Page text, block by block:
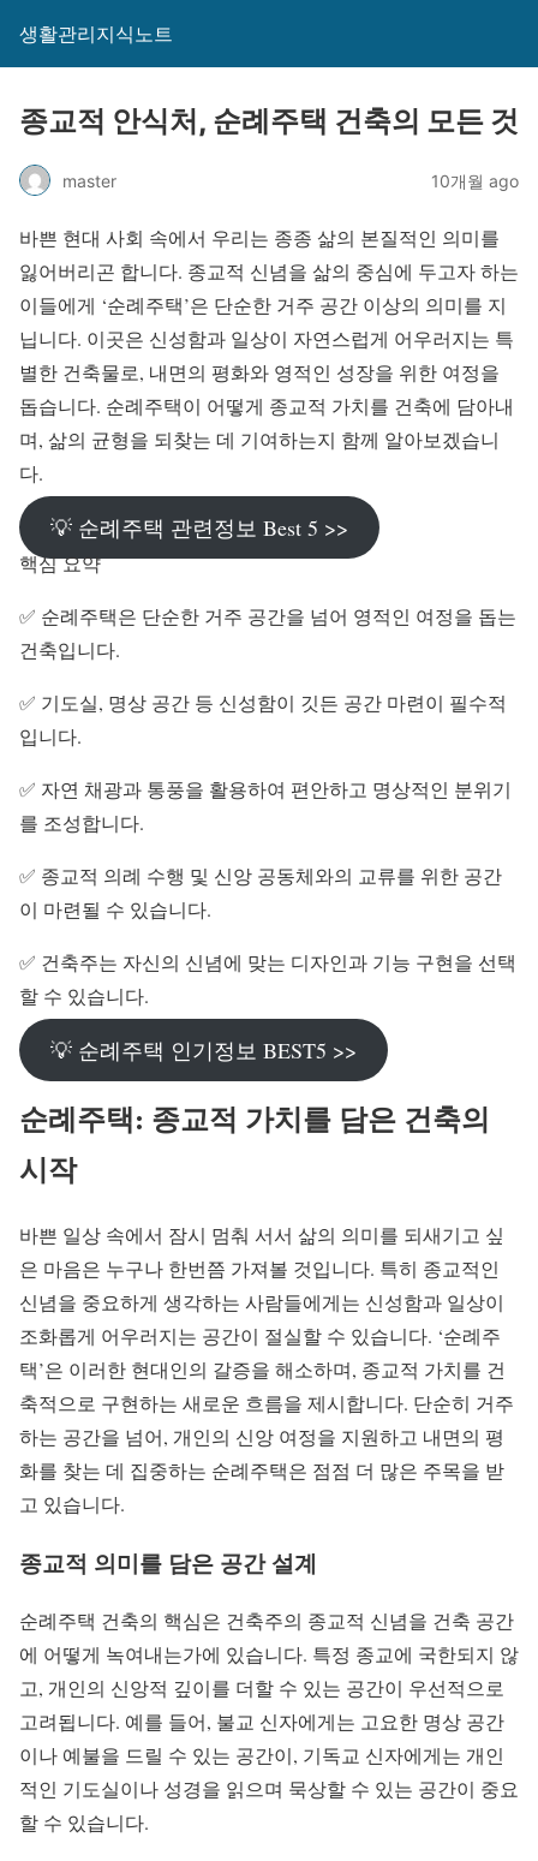
생활관리지식노트
종교적 안식처, 순례주택 건축의 모든 것
master 10개월 ago
바쁜 현대 사회 속에서 우리는 종종 삶의 본질적인 의미를
잃어버리곤 합니다. 종교적 신념을 삶의 중심에 두고자 하는
이들에게 ‘순례주택’은 단순한 거주 공간 이상의 의미를 지
닙니다. 이곳은 신성함과 일상이 자연스럽게 어우러지는 특
별한 건축물로, 내면의 평화와 영적인 성장을 위한 여정을
돕습니다. 순례주택이 어떻게 종교적 가치를 건축에 담아내
며, 삶의 균형을 되찾는 데 기여하는지 함께 알아보겠습니
다.
💡 순례주택 관련정보 Best 5 >>
핵심 요약
✅ 순례주택은 단순한 거주 공간을 넘어 영적인 여정을 돕는
건축입니다.
✅ 기도실, 명상 공간 등 신성함이 깃든 공간 마련이 필수적
입니다.
✅ 자연 채광과 통풍을 활용하여 편안하고 명상적인 분위기
를 조성합니다.
✅ 종교적 의례 수행 및 신앙 공동체와의 교류를 위한 공간
이 마련될 수 있습니다.
✅ 건축주는 자신의 신념에 맞는 디자인과 기능 구현을 선택
할 수 있습니다.
💡 순례주택 인기정보 BEST5 >>
순례주택: 종교적 가치를 담은 건축의
시작
바쁜 일상 속에서 잠시 멈춰 서서 삶의 의미를 되새기고 싶
은 마음은 누구나 한번쯤 가져볼 것입니다. 특히 종교적인
신념을 중요하게 생각하는 사람들에게는 신성함과 일상이
조화롭게 어우러지는 공간이 절실할 수 있습니다. ‘순례주
택’은 이러한 현대인의 갈증을 해소하며, 종교적 가치를 건
축적으로 구현하는 새로운 흐름을 제시합니다. 단순히 거주
하는 공간을 넘어, 개인의 신앙 여정을 지원하고 내면의 평
화를 찾는 데 집중하는 순례주택은 점점 더 많은 주목을 받
고 있습니다.
종교적 의미를 담은 공간 설계
순례주택 건축의 핵심은 건축주의 종교적 신념을 건축 공간
에 어떻게 녹여내는가에 있습니다. 특정 종교에 국한되지 않
고, 개인의 신앙적 깊이를 더할 수 있는 공간이 우선적으로
고려됩니다. 예를 들어, 불교 신자에게는 고요한 명상 공간
이나 예불을 드릴 수 있는 공간이, 기독교 신자에게는 개인
적인 기도실이나 성경을 읽으며 묵상할 수 있는 공간이 중요
할 수 있습니다.